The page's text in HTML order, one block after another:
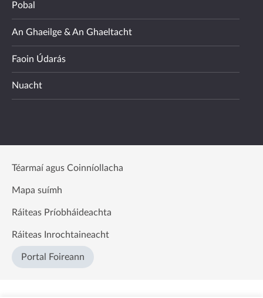
Pobal
An Ghaeilge & An Ghaeltacht
Faoin Údarás
Nuacht
Téarmaí agus Coinníollacha
Mapa suímh
Ráiteas Príobháideachta
Ráiteas Inrochtaineacht
Portal Foireann